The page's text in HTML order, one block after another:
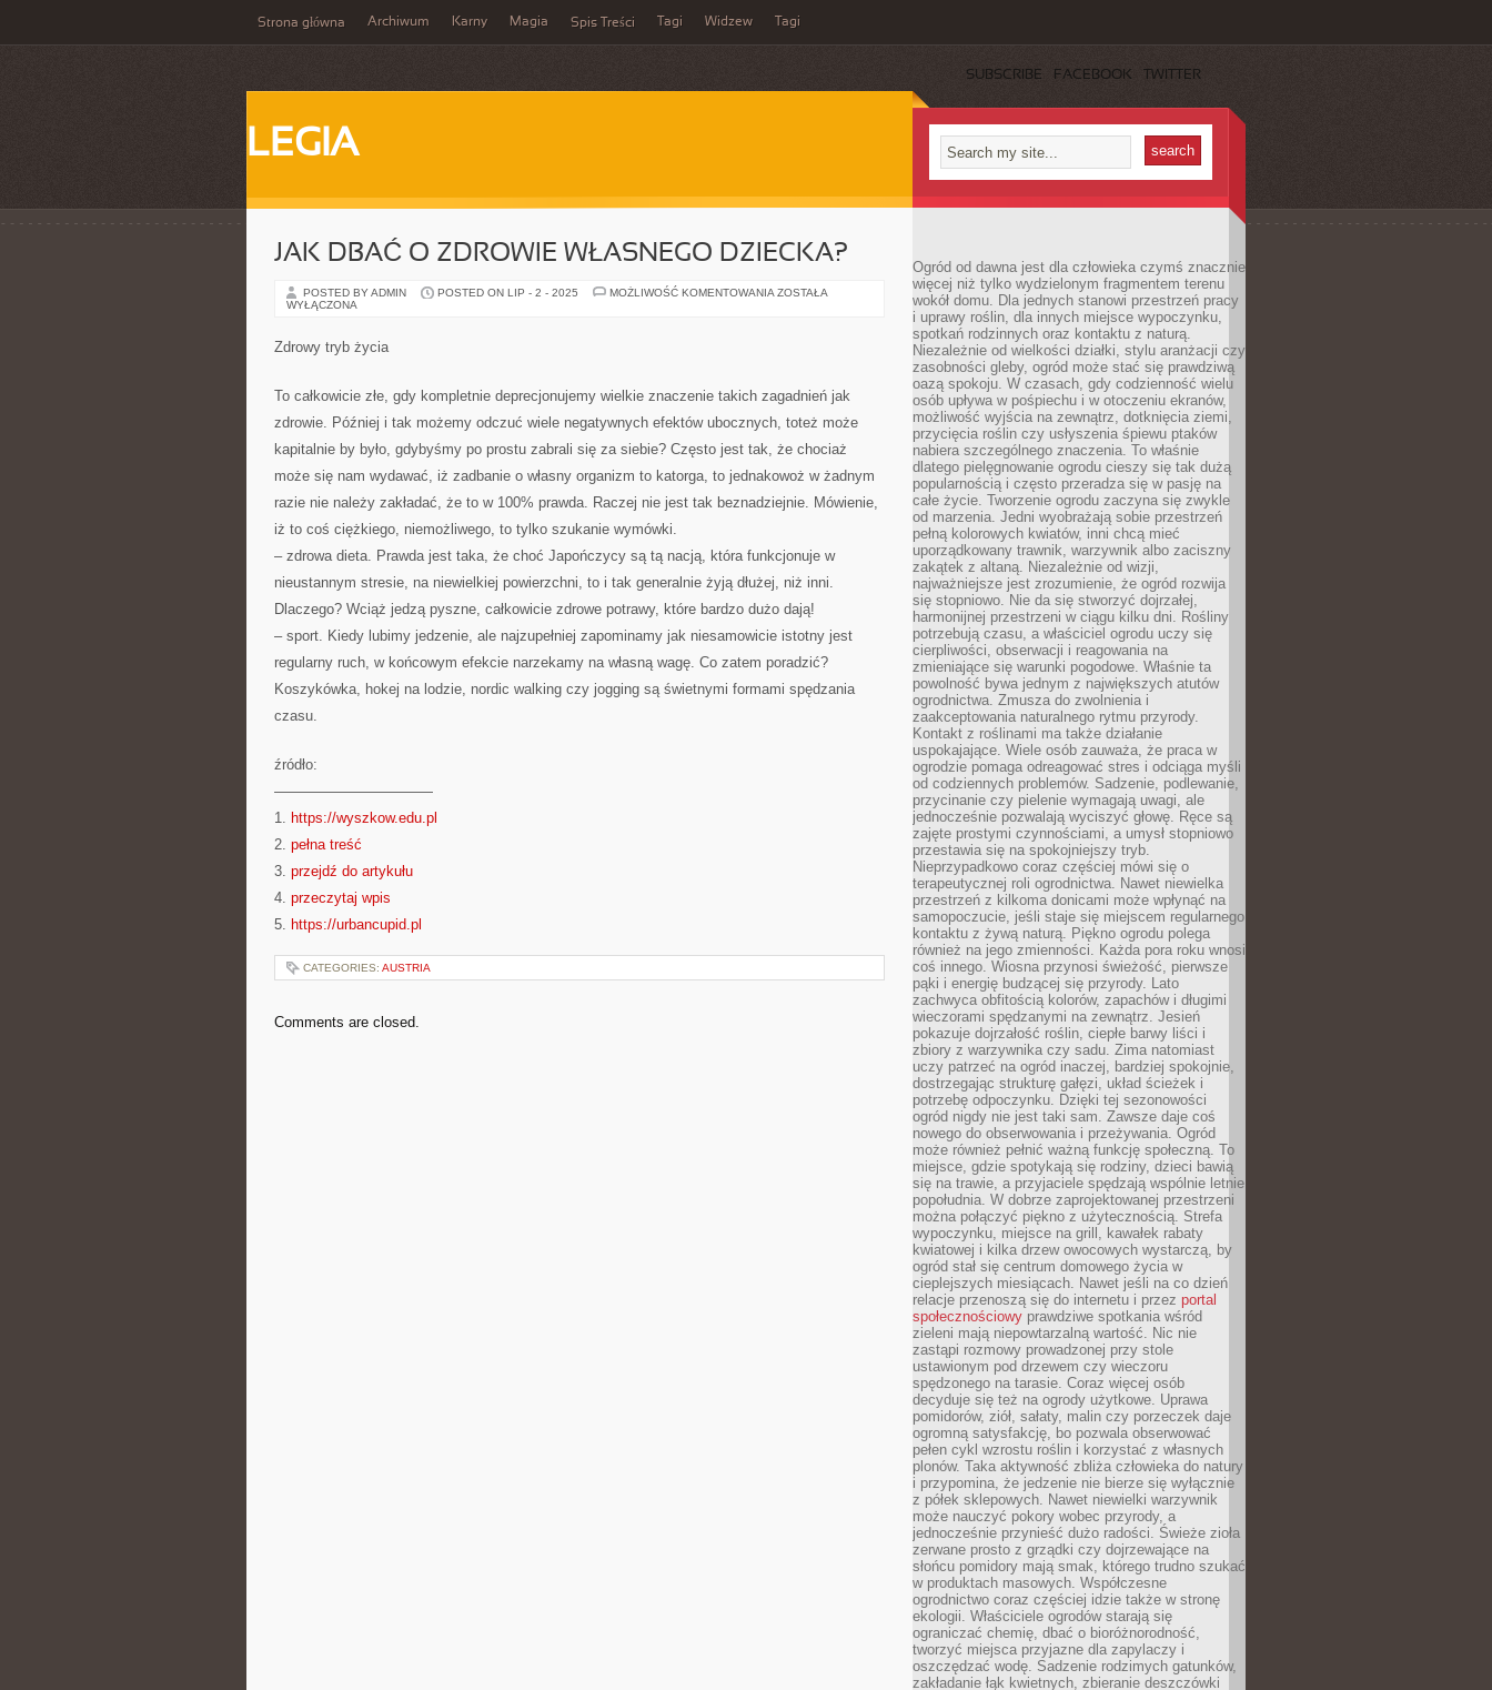
Strona główna Archiwum Karny Magia Spis Treści Tagi Widzew Tagi
SUBSCRIBE FACEBOOK TWITTER
LEGIA
JAK DBAĆ O ZDROWIE WŁASNEGO DZIECKA?
POSTED BY ADMIN POSTED ON LIP - 2 - 2025 MOŻLIWOŚĆ KOMENTOWANIA JAK
ZOSTAŁA
WYŁĄCZONA
Zdrowy tryb życia
To całkowicie złe, gdy kompletnie deprecjonujemy wielkie znaczenie takich zagadnień jak
zdrowie. Później i tak możemy odczuć wiele negatywnych efektów ubocznych, toteż może
kapitalnie by było, gdybyśmy po prostu zabrali się za siebie? Często jest tak, że chociaż
może się nam wydawać, iż zadbanie o własny organizm to katorga, to jednakowoż w żadnym
razie nie należy zakładać, że to w 100% prawda. Raczej nie jest tak beznadziejnie. Mówienie,
iż to coś ciężkiego, niemożliwego, to tylko szukanie wymówki.
– zdrowa dieta. Prawda jest taka, że choć Japończycy są tą nacją, która funkcjonuje w
nieustannym stresie, na niewielkiej powierzchni, to i tak generalnie żyją dłużej, niż inni.
Dlaczego? Wciąż jedzą pyszne, całkowicie zdrowe potrawy, które bardzo dużo dają!
– sport. Kiedy lubimy jedzenie, ale najzupełniej zapominamy jak niesamowicie istotny jest
regularny ruch, w końcowym efekcie narzekamy na własną wagę. Co zatem poradzić?
Koszykówka, hokej na lodzie, nordic walking czy jogging są świetnymi formami spędzania
czasu.
źródło:
———————————
1. https://wyszkow.edu.pl
2. pełna treść
3. przejdź do artykułu
4. przeczytaj wpis
5. https://urbancupid.pl
CATEGORIES: AUSTRIA
Comments are closed.
Ogród od dawna jest dla człowieka czymś znacznie
więcej niż tylko wydzielonym fragmentem terenu
wokół domu. Dla jednych stanowi przestrzeń pracy
i uprawy roślin, dla innych miejsce wypoczynku,
spotkań rodzinnych oraz kontaktu z naturą.
Niezależnie od wielkości działki, stylu aranżacji czy
zasobności gleby, ogród może stać się prawdziwą
oazą spokoju. W czasach, gdy codzienność wielu
osób upływa w pośpiechu i w otoczeniu ekranów,
możliwość wyjścia na zewnątrz, dotknięcia ziemi,
przycięcia roślin czy usłyszenia śpiewu ptaków
nabiera szczególnego znaczenia. To właśnie
dlatego pielęgnowanie ogrodu cieszy się tak dużą
popularnością i często przeradza się w pasję na
całe życie. Tworzenie ogrodu zaczyna się zwykle
od marzenia. Jedni wyobrażają sobie przestrzeń
pełną kolorowych kwiatów, inni chcą mieć
uporządkowany trawnik, warzywnik albo zaciszny
zakątek z altaną. Niezależnie od wizji,
najważniejsze jest zrozumienie, że ogród rozwija
się stopniowo. Nie da się stworzyć dojrzałej,
harmonijnej przestrzeni w ciągu kilku dni. Rośliny
potrzebują czasu, a właściciel ogrodu uczy się
cierpliwości, obserwacji i reagowania na
zmieniające się warunki pogodowe. Właśnie ta
powolność bywa jednym z największych atutów
ogrodnictwa. Zmusza do zwolnienia i
zaakceptowania naturalnego rytmu przyrody.
Kontakt z roślinami ma także działanie
uspokajające. Wiele osób zauważa, że praca w
ogrodzie pomaga odreagować stres i odciąga myśli
od codziennych problemów. Sadzenie, podlewanie,
przycinanie czy pielenie wymagają uwagi, ale
jednocześnie pozwalają wyciszyć głowę. Ręce są
zajęte prostymi czynnościami, a umysł stopniowo
przestawia się na spokojniejszy tryb.
Nieprzypadkowo coraz częściej mówi się o
terapeutycznej roli ogrodnictwa. Nawet niewielka
przestrzeń z kilkoma donicami może wpłynąć na
samopoczucie, jeśli staje się miejscem regularnego
kontaktu z żywą naturą. Piękno ogrodu polega
również na jego zmienności. Każda pora roku wnosi
coś innego. Wiosna przynosi świeżość, pierwsze
pąki i energię budzącej się przyrody. Lato
zachwyca obfitością kolorów, zapachów i długimi
wieczorami spędzanymi na zewnątrz. Jesień
pokazuje dojrzałość roślin, ciepłe barwy liści i
zbiory z warzywnika czy sadu. Zima natomiast
uczy patrzeć na ogród inaczej, bardziej spokojnie,
dostrzegając strukturę gałęzi, układ ścieżek i
potrzebę odpoczynku. Dzięki tej sezonowości
ogród nigdy nie jest taki sam. Zawsze daje coś
nowego do obserwowania i przeżywania. Ogród
może również pełnić ważną funkcję społeczną. To
miejsce, gdzie spotykają się rodziny, dzieci bawią
się na trawie, a przyjaciele spędzają wspólnie letnie
popołudnia. W dobrze zaprojektowanej przestrzeni
można połączyć piękno z użytecznością. Strefa
wypoczynku, miejsce na grill, kawałek rabaty
kwiatowej i kilka drzew owocowych wystarczą, by
ogród stał się centrum domowego życia w
cieplejszych miesiącach. Nawet jeśli na co dzień
relacje przenoszą się do internetu i przez portal
społecznościowy prawdziwe spotkania wśród
zieleni mają niepowtarzalną wartość. Nic nie
zastąpi rozmowy prowadzonej przy stole
ustawionym pod drzewem czy wieczoru
spędzonego na tarasie. Coraz więcej osób
decyduje się też na ogrody użytkowe. Uprawa
pomidorów, ziół, sałaty, malin czy porzeczek daje
ogromną satysfakcję, bo pozwala obserwować
pełen cykl wzrostu roślin i korzystać z własnych
plonów. Taka aktywność zbliża człowieka do natury
i przypomina, że jedzenie nie bierze się wyłącznie
z półek sklepowych. Nawet niewielki warzywnik
może nauczyć pokory wobec przyrody, a
jednocześnie przynieść dużo radości. Świeże zioła
zerwane prosto z grządki czy dojrzewające na
słońcu pomidory mają smak, którego trudno szukać
w produktach masowych. Współczesne
ogrodnictwo coraz częściej idzie także w stronę
ekologii. Właściciele ogrodów starają się
ograniczać chemię, dbać o bioróżnorodność,
tworzyć miejsca przyjazne dla zapylaczy i
oszczędzać wodę. Sadzenie rodzimych gatunków,
zakładanie łąk kwietnych, zbieranie deszczówki